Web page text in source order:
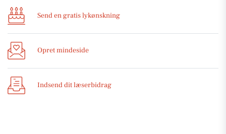
Send en gratis lykønskning
Opret mindeside
Indsend dit læserbidrag